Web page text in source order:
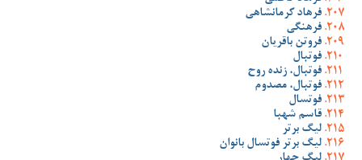
فرهاد کرمانشاهی
فرهنگی
فروتن باقریان
فوتبال
فوتبال، زنده روح
فوتبال، مصدوم
فوتسال
قاسم شهبا
لیگ برتر
لیگ برتر فوتسال بانوان